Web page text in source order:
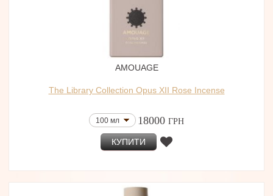
AMOUAGE
The Library Collection Opus XII Rose Incense
100 мл 18000 ГРН
КУПИТИ